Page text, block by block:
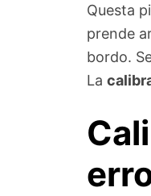
Questa
prende
bordo.
La